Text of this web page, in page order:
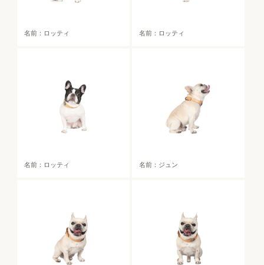
名前：ロッティ 名前：ロッティ
名前：ロッティ 名前：ジュン